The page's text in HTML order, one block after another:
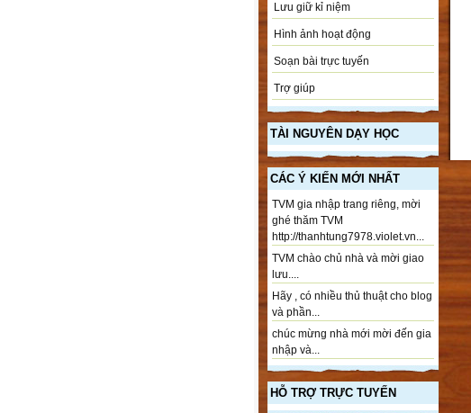
Lưu giữ kỉ niệm
Hình ảnh hoạt động
Soạn bài trực tuyến
Trợ giúp
TÀI NGUYÊN DẠY HỌC
CÁC Ý KIẾN MỚI NHẤT
TVM gia nhập trang riêng, mời
ghé thăm TVM
http://thanhtung7978.violet.vn...
TVM chào chủ nhà và mời giao
lưu....
Hãy , có nhiều thủ thuật cho blog
và phần...
chúc mừng nhà mới mời đến gia
nhập và...
HỖ TRỢ TRỰC TUYẾN